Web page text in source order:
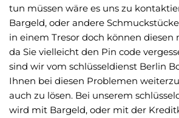
tun müssen wäre es uns zu
Bargeld, oder andere
in einem Tresor doch können diesen
da Sie vielleicht den Pin code
sind wir vom schlüsseldienst Berlin
Ihnen bei diesen Problemen
auch zu lösen. Bei unserem
wird mit Bargeld, oder mit der